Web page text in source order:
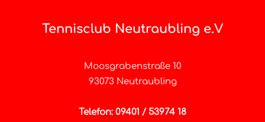
Tennisclub Neutraubling e.V
Moosgrabenstraße 10
93073 Neutraubling
Telefon: 09401 / 53974 18